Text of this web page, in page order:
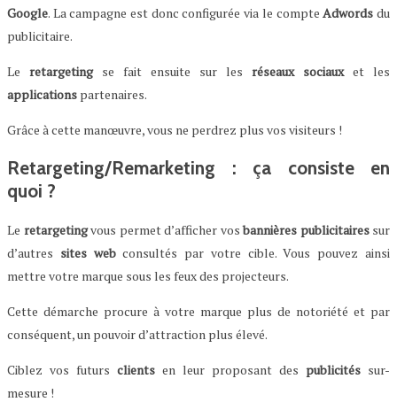
Google. La campagne est donc configurée via le compteAdwords du
publicitaire.
Le retargetingse fait ensuite sur les réseaux sociauxet les
applications partenaires.
Grâce à cette manœuvre, vous ne perdrez plus vos visiteurs !
Retargeting/Remarketing : ça consiste en
quoi ?
Le retargetingvous permet d’afficher vosbannières publicitairessur
d’autres sites webconsultés par votre cible. Vous pouvez ainsi
mettre votre marque sous les feux des projecteurs.
Cette démarche procure à votre marque plus de notoriété et par
conséquent, un pouvoir d’attraction plus élevé.
Ciblez vos futurs clients en leur proposant des publicités sur-
mesure !